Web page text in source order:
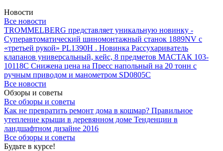
Новости
Все новости
TROMMELBERG представляет уникальную новинку -
Суперавтоматический шиномонтажный станок 1889NV с
«третьей рукой» PL1390H . Новинка Рассухариватель
клапанов универсальный, кейс, 8 предметов МАСТАК 103-
10118C Снижена цена на Пресс напольный на 20 тонн с
ручным приводом и манометром SD0805C
Все новости
Обзоры и советы
Все обзоры и советы
Как не превратить ремонт дома в кошмар? Правильное
утепление крыши в деревянном доме Тенденции в
ландшафтном дизайне 2016
Все обзоры и советы
Будьте в курсе!